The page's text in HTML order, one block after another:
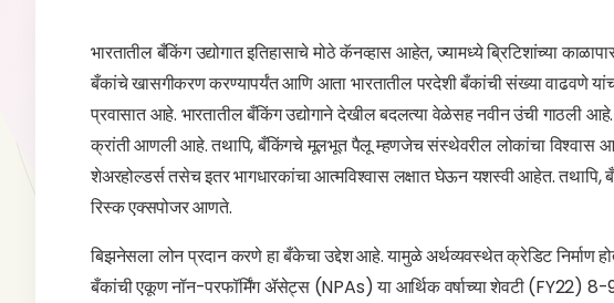
भारतातील बँकिंग उद्योगात इतिहासाचे मोठे कॅनव्हास आहेत, ज्यामध्ये ब्रिटिशांच्या
बँकांचे खासगीकरण करण्यापर्यंत आणि आता भारतातील परदेशी बँकांची संख्या वाढवणे
प्रवासात आहे. भारतातील बँकिंग उद्योगाने देखील बदलत्या वेळेसह नवीन उंची गाठली आहे.
क्रांती आणली आहे. तथापि, बँकिंगचे मूलभूत पैलू म्हणजेच संस्थेवरील लोकांचा विश्वास
शेअरहोल्डर्स तसेच इतर भागधारकांचा आत्मविश्वास लक्षात घेऊन यशस्वी आहेत.
रिस्क एक्सपोजर आणते.
बिझनेसला लोन प्रदान करणे हा बँकेचा उद्देश आहे. यामुळे अर्थव्यवस्थेत क्रेडिट निर्माण
बँकांची एकूण नॉन-परफॉर्मिंग ॲसेट्स (NPAs) या आर्थिक वर्षाच्या शेवटी (FY22)